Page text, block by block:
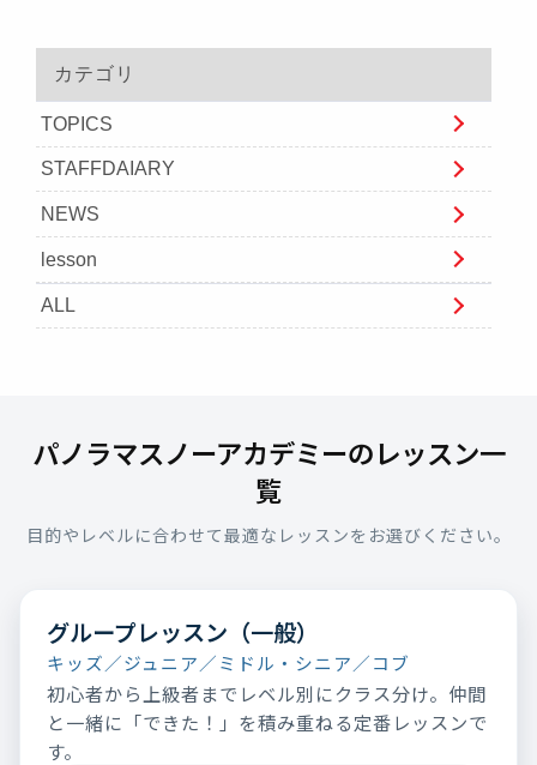
カテゴリ
TOPICS
STAFFDAIARY
NEWS
lesson
ALL
パノラマスノーアカデミーのレッスン一
覧
目的やレベルに合わせて最適なレッスンをお選びください。
グループレッスン（一般）
キッズ／ジュニア／ミドル・シニア／コブ
初心者から上級者までレベル別にクラス分け。仲間
と一緒に「できた！」を積み重ねる定番レッスンで
す。